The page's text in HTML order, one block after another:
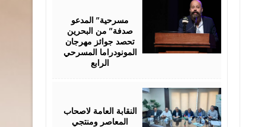
مسرحية” المدعو
صدفة” من البحرين
تحصد جوائز مهرجان
المونودراما المسرحي
الرابع
النقابة العامة لاصحاب
المعاصر ومنتجي
2026